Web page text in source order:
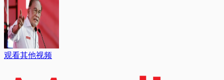
观看其他视频